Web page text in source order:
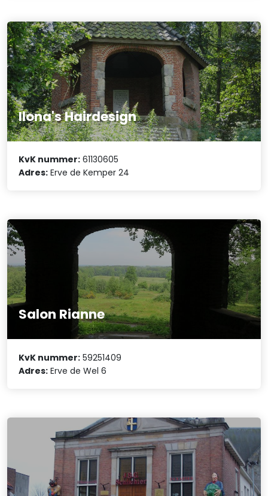
Ilona's Hairdesign
KvK nummer: 61130605
Adres: Erve de Kemper 24
Salon Rianne
KvK nummer: 59251409
Adres: Erve de Wel 6